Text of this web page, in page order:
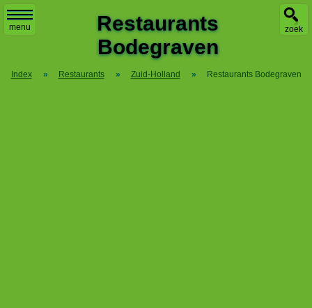
menu zoek
Restaurants
Bodegraven
Index » Restaurants » Zuid-Holland » Restaurants Bodegraven